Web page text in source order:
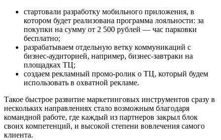
стартовали разработку мобильного приложения, в
котором будет реализована программа лояльности: за
покупки на сумму от 2 500 рублей — час парковки
бесплатно;
разрабатываем отдельную ветку коммуникаций с
бизнес-аудиторией, например, бизнес-завтраки на
площадках ТЦ;
создаем рекламный промо-ролик о ТЦ, который будем
использовать в охватной рекламе.
Такое быстрое развитие маркетинговых инструментов сразу в
нескольких направлениях стало возможным благодаря
командной работе, где каждый из партнеров закрыл блок
своих компетенций, и высокой степени вовлечения самого
клиента.